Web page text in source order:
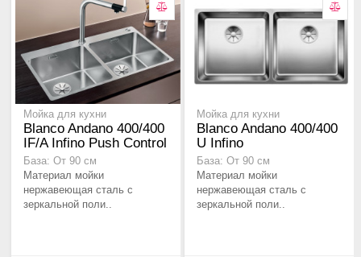
Мойка для кухни
Blanco Andano 400/400
IF/A Infino Push Control
База: От 90 см
Материал мойки
нержавеющая сталь с
зеркальной поли..
Мойка для кухни
Blanco Andano 400/400
U Infino
База: От 90 см
Материал мойки
нержавеющая сталь с
зеркальной поли..